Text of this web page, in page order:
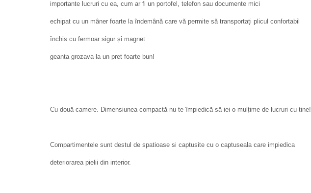
importante lucruri cu ea, cum ar fi un portofel, telefon sau documente mici
echipat cu un mâner foarte la îndemână care vă permite să transportați plicul confortabil
închis cu fermoar sigur și magnet
geanta grozava la un pret foarte bun!
Cu două camere. Dimensiunea compactă nu te împiedică să iei o mulțime de lucruri cu tine!
Compartimentele sunt destul de spatioase si captusite cu o captuseala care impiedica
deteriorarea pielii din interior.